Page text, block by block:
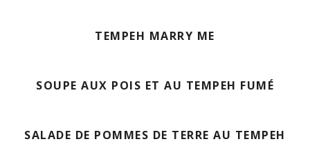
TEMPEH MARRY ME
SOUPE AUX POIS ET AU TEMPEH FUMÉ
SALADE DE POMMES DE TERRE AU TEMPEH